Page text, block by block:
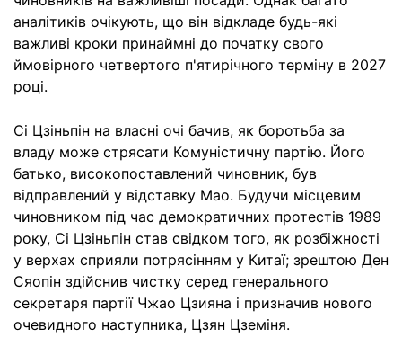
аналітиків очікують, що він відкладе будь-які
важливі кроки принаймні до початку свого
ймовірного четвертого п'ятирічного терміну в 2027
році.
Сі Цзіньпін на власні очі бачив, як боротьба за
владу може стрясати Комуністичну партію. Його
батько, високопоставлений чиновник, був
відправлений у відставку Мао. Будучи місцевим
чиновником під час демократичних протестів 1989
року, Сі Цзіньпін став свідком того, як розбіжності
у верхах сприяли потрясінням у Китаї; зрештою Ден
Сяопін здійснив чистку серед генерального
секретаря партії Чжао Цзияна і призначив нового
очевидного наступника, Цзян Цземіня.